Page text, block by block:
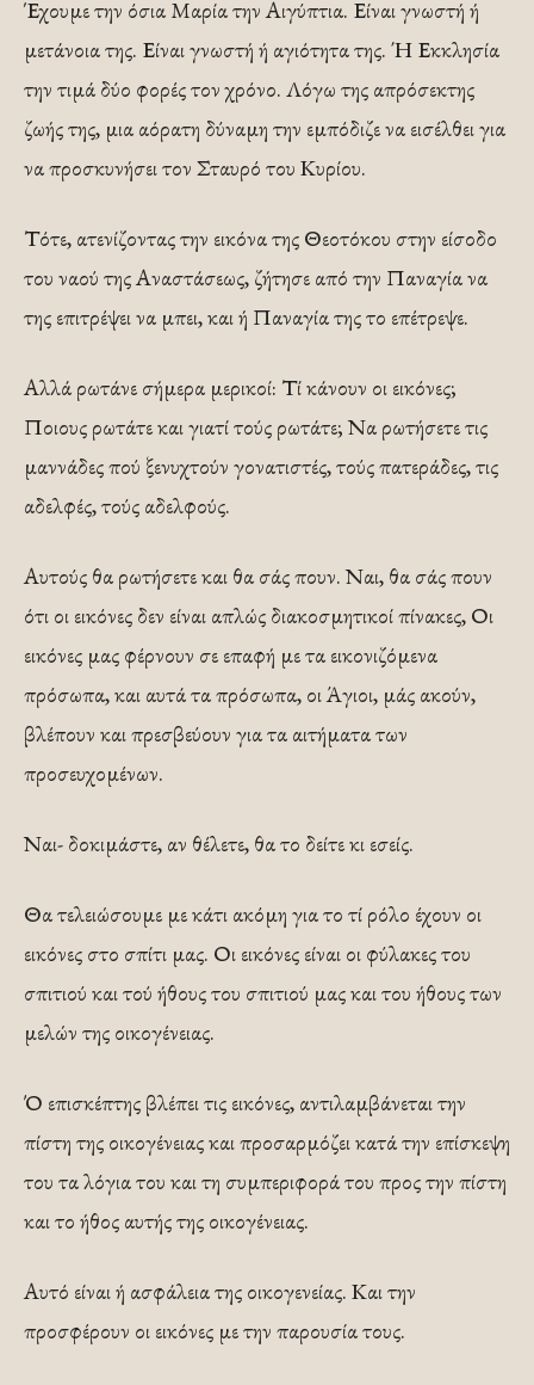
Έχουμε την όσια Μαρία την Αιγύπτια. Είναι γνωστή ή
μετάνοια της. Είναι γνω­στή ή αγιότητα της. Ή Εκκλησία
την τιμά δύο φορές τον χρόνο. Λόγω της απρόσεκτης
ζωής της, μια αόρατη δύναμη την εμπόδιζε να εισέλθει για
να προσκυνήσει τον Σταυρό του Κυρίου.
Τότε, ατενίζοντας την εικόνα της Θεοτόκου στην είσοδο
του ναού της Αναστά­σεως, ζήτησε από την Παναγία να
της επιτρέψει να μπει, και ή Παναγία της το επέτρεψε.
Αλλά ρωτάνε σήμερα μερικοί: Τί κά­νουν οι εικόνες;
Ποιους ρωτάτε και για­τί τούς ρωτάτε; Να ρωτήσετε τις
μαννάδες πού ξενυχτούν γονατιστές, τούς πατεράδες, τις
αδελφές, τούς αδελφούς.
Αυτούς θα ρωτήσετε και θα σάς πουν. Ναι, θα σάς πουν
ότι οι εικόνες δεν είναι απλώς διακοσμητικοί πίνακες, Οι
εικό­νες μας φέρνουν σε επαφή με τα εικο­νιζόμενα
πρόσωπα, και αυτά τα πρόσωπα, οι Άγιοι, μάς ακούν,
βλέπουν και πρεσβεύουν για τα αιτήματα των
προσευχομένων.
Ναι- δοκιμάστε, αν θέλετε, θα το δείτε κι εσείς.
Θα τελειώσουμε με κάτι ακόμη για το τί ρόλο έχουν οι
εικόνες στο σπίτι μας. Οι εικόνες είναι οι φύλακες του
σπιτιού και τού ήθους του σπιτιού μας και του ήθους των
μελών της οικογένειας.
Ό επισκέ­πτης βλέπει τις εικόνες, αντιλαμβάνεται την
πίστη της οικογένειας και προσαρ­μόζει κατά την επίσκεψη
του τα λόγια του και τη συμπεριφορά του προς την πίστη
και το ήθος αυτής της οικογένειας.
Αυτό είναι ή ασφάλεια της οικογενείας. Και την
προσφέρουν οι εικόνες με την παρουσία τους.